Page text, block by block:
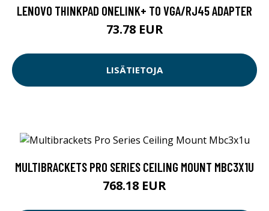
LENOVO THINKPAD ONELINK+ TO VGA/RJ45 ADAPTER
73.78 EUR
LISÄTIETOJA
MULTIBRACKETS PRO SERIES CEILING MOUNT MBC3X1U
768.18 EUR